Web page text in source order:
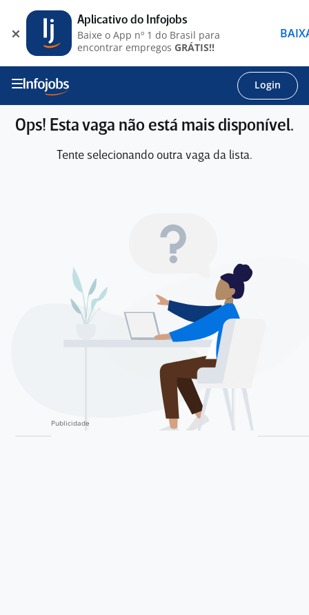
Login
Ops! Esta vaga não está mais disponível.
Tente selecionando outra vaga da lista.
Aplicativo do Infojobs
Baixe o App nº 1 do Brasil para
encontrar empregos GRÁTIS!!